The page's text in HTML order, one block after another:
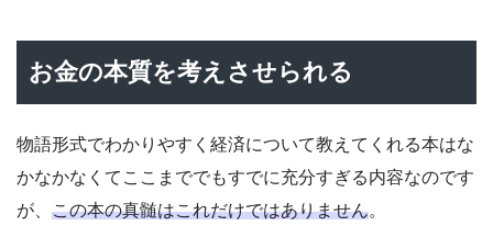
お金の本質を考えさせられる
物語形式でわかりやすく経済について教えてくれる本はな
かなかなくてここまででもすでに充分すぎる内容なのです
が、 この本の真髄はこれだけではありません。